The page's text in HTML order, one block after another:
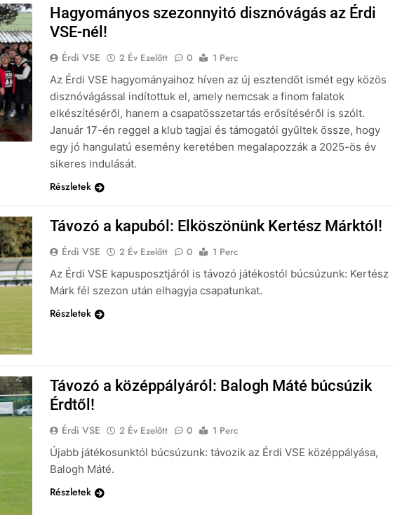
Hagyományos szezonnyitó disznóvágás az Érdi
VSE-nél!
Érdi VSE 2 Év Ezelőtt 0
1 Perc
Az Érdi VSE hagyományaihoz híven az új esztendőt ismét egy közös
disznóvágással indítottuk el, amely nemcsak a finom falatok
elkészítéséről, hanem a csapatösszetartás erősítéséről is szólt.
Január 17-én reggel a klub tagjai és támogatói gyűltek össze, hogy
egy jó hangulatú esemény keretében megalapozzák a 2025-ös év
sikeres indulását.
Részletek
Távozó a kapuból: Elköszönünk Kertész Márktól!
Érdi VSE 2 Év Ezelőtt 0
1 Perc
Az Érdi VSE kapusposztjáról is távozó játékostól búcsúzunk: Kertész
Márk fél szezon után elhagyja csapatunkat.
Részletek
Távozó a középpályáról: Balogh Máté búcsúzik
Érdtől!
Érdi VSE 2 Év Ezelőtt 0
1 Perc
Újabb játékosunktól búcsúzunk: távozik az Érdi VSE középpályása,
Balogh Máté.
Részletek